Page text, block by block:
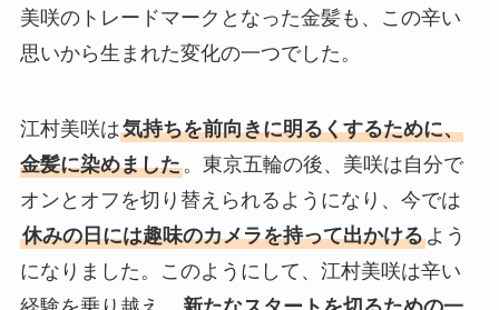
美咲のトレードマークとなった金髪も、この辛い
思いから生まれた変化の一つでした。
江村美咲は気持ちを前向きに明るくするために、
金髪に染めました。東京五輪の後、美咲は自分で
オンとオフを切り替えられるようになり、今では
休みの日には趣味のカメラを持って出かけるよう
になりました。このようにして、江村美咲は辛い